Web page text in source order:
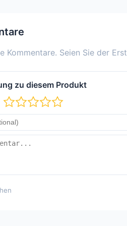
Kommentare. Seien Sie der
zu diesem Produkt